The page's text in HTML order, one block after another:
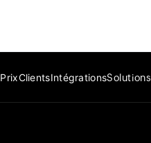
PrixClientsIntégrationsSolutions